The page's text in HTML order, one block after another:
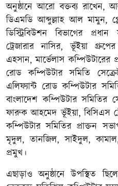
অনুষ্ঠানে আরো বক্তব্য রাখেন,
ডিএমডি আব্দুল্লাহ আল মামুন,
ডিস্ট্রিবিউশন বিভাগের
ট্রেজারার নাসির, ভূঁইয়া
এহসান, মার্ভেলাস কম্পিউটারের
রোড কম্পিউটার সমিতি
এলিফ্যান্ট রোড কম্পিউটার
বাংলাদেশ কম্পিউটার সমিতির
ফারুক আহমেদ ভূঁইয়া, বিসিএস
কম্পিউটার সমিতির প্রাক্তন
মৃদুল, তানজিল, সাইদুল,
প্রমুখ।
এছাড়াও অনুষ্ঠানে উপস্থিত